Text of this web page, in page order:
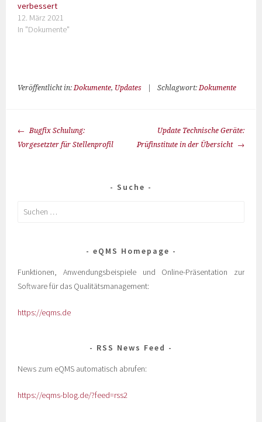
verbessert
12. März 2021
In "Dokumente"
Veröffentlicht in:Dokumente, Updates Schlagwort:Dokumente
Bugfix Schulung:
Vorgesetzter für Stellenprofil
Update Technische Geräte:
Prüfinstitute in der Übersicht
Suche
eQMS Homepage
Funktionen, Anwendungsbeispiele und Online-Präsentation zur
Software für das Qualitätsmanagement:
https://eqms.de
RSS News Feed
News zum eQMS automatisch abrufen:
https://eqms-blog.de/?feed=rss2